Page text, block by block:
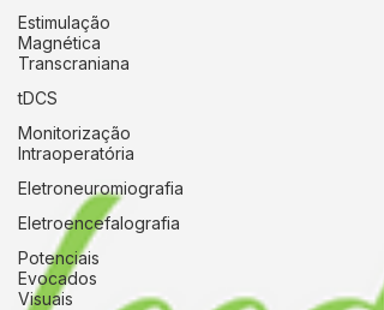
Estimulação
Magnética
Transcraniana
tDCS
Monitorização
Intraoperatória
Eletroneuromiografia
Eletroencefalografia
Potenciais
Evocados
Visuais